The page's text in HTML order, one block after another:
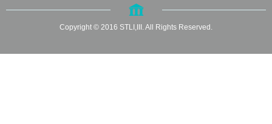
Copyright © 2016 STLI,III. All Rights Reserved.